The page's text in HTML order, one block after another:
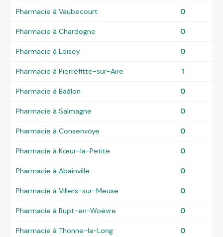
Pharmacie à Vaubecourt 0
Pharmacie à Chardogne 0
Pharmacie à Loisey 0
Pharmacie à Pierrefitte-sur-Aire 1
Pharmacie à Baâlon 0
Pharmacie à Salmagne 0
Pharmacie à Consenvoye 0
Pharmacie à Kœur-la-Petite 0
Pharmacie à Abainville 0
Pharmacie à Villers-sur-Meuse 0
Pharmacie à Rupt-en-Woëvre 0
Pharmacie à Thonne-la-Long 0